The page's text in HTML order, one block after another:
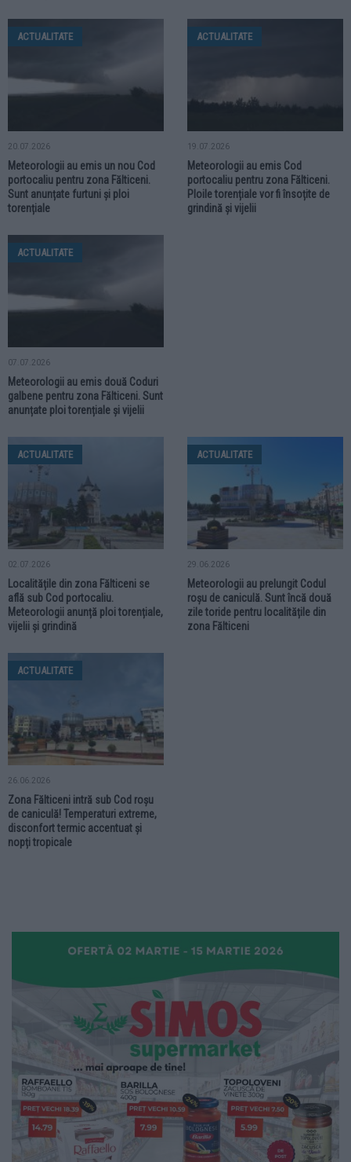
ACTUALITATE
20.07.2026
Meteorologii au emis un nou Cod
portocaliu pentru zona Fălticeni.
Sunt anunțate furtuni și ploi
torențiale
ACTUALITATE
19.07.2026
Meteorologii au emis Cod
portocaliu pentru zona Fălticeni.
Ploile torențiale vor fi însoțite de
grindină și vijelii
ACTUALITATE
07.07.2026
Meteorologii au emis două Coduri
galbene pentru zona Fălticeni. Sunt
anunțate ploi torențiale și vijelii
ACTUALITATE
02.07.2026
Localitățile din zona Fălticeni se
află sub Cod portocaliu.
Meteorologii anunță ploi torențiale,
vijelii și grindină
ACTUALITATE
29.06.2026
Meteorologii au prelungit Codul
roșu de caniculă. Sunt încă două
zile toride pentru localitățile din
zona Fălticeni
ACTUALITATE
26.06.2026
Zona Fălticeni intră sub Cod roșu
de caniculă! Temperaturi extreme,
disconfort termic accentuat și
nopți tropicale